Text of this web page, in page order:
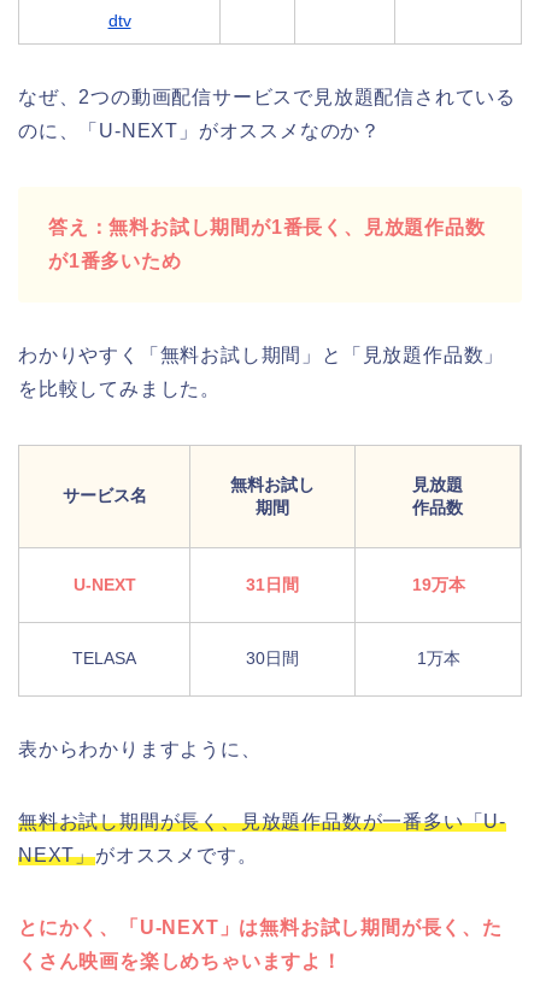
dtv
なぜ、2つの動画配信サービスで見放題配信されている
のに、「U-NEXT」がオススメなのか？
答え：無料お試し期間が1番長く、見放題作品数
が1番多いため
わかりやすく「無料お試し期間」と「見放題作品数」
を比較してみました。
サービス名
無料お試し
期間
見放題
作品数
U-NEXT 31日間 19万本
TELASA 30日間 1万本
表からわかりますように、
無料お試し期間が長く、見放題作品数が一番多い「U-
NEXT」がオススメです。
とにかく、「U-NEXT」は無料お試し期間が長く、た
くさん映画を楽しめちゃいますよ！